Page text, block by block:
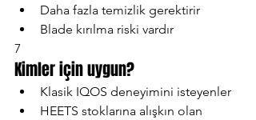
Daha fazla temizlik gerektirir
Blade kırılma riski vardır
7
Kimler için uygun?
Klasik IQOS deneyimini isteyenler
HEETS stoklarına alışkın olan